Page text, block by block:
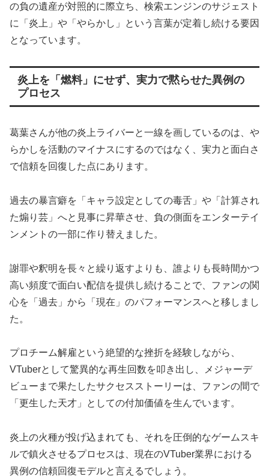
の負の遺産が対照的に際立ち、検索エンジンのサジェスト
に「炎上」や「やらかし」という言葉が定着し続ける要因
となっています。
炎上を「燃料」にせず、実力で黙らせた異例の
プロセス
葛葉さんが他の炎上ライバーと一線を画しているのは、や
らかしを活動のマイナスにするのではなく、実力と面白さ
で信頼を回復した点にあります。
過去の暴言癖を「キャラ設定としての毒舌」や「計算され
た煽り芸」へと見事に昇華させ、負の側面をエンターテイ
ンメントの一部に作り替えました。
謝罪や釈明を長々と繰り返すよりも、誰よりも長時間かつ
高い頻度で面白い配信を提供し続けることで、ファンの関
心を「過去」から「現在」のパフォーマンスへと移しまし
た。
プロチーム解雇という絶望的な挫折を経験しながら、
VTuberとして驚異的な再生回数を叩き出し、メジャーデ
ビューまで果たしたサクセスストーリーは、ファンの間で
「更生した天才」としての付加価値を生んでいます。
炎上の火種が投げ込まれても、それを圧倒的なゲームスキ
ルで鎮火させるプロセスは、現在のVTuber業界における
異例の信頼回復モデルと言えるでしょう。